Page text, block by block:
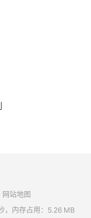
网站地图
，内存占用：5.26 MB